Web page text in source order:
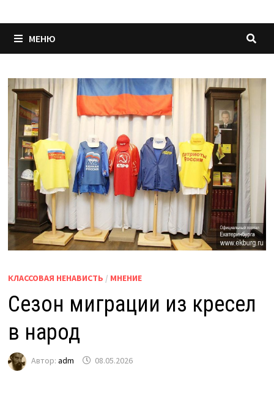
МЕНЮ
КЛАССОВАЯ НЕНАВИСТЬ / МНЕНИЕ
Сезон миграции из кресел
в народ
Автор: adm 08.05.2026